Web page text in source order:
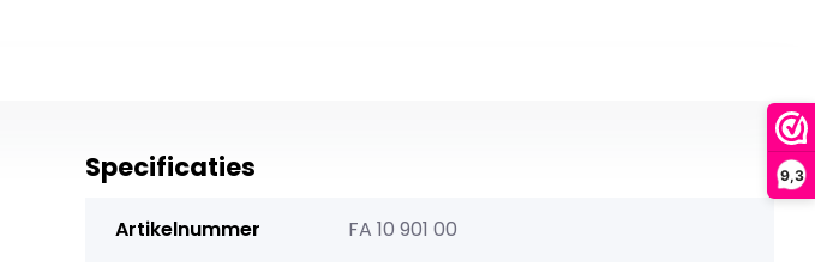
9,3
Specificaties
Artikelnummer FA 10 901 00